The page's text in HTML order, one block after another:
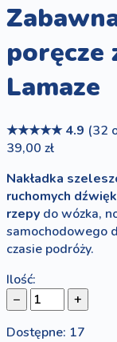
poręcze
Lamaze
★★★★★ 4.9 (32
39,00 zł
Nakładka
ruchomych
rzepy do wózka,
samochodowego
czasie podróży.
Ilość:
−
+
Dostępne: 17